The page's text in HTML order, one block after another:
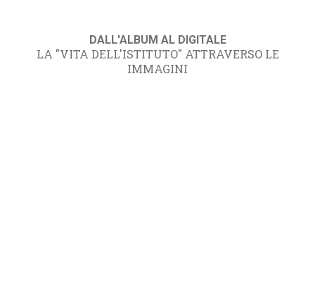
DALL'ALBUM AL DIGITALE
LA "VITA DELL'ISTITUTO" ATTRAVERSO LE
IMMAGINI